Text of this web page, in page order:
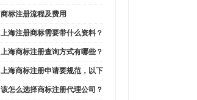
商标注册流程及费用
上海注册商标需要带什么资料？
上海商标注册查询方式有哪些？
上海商标注册申请要规范，以下
该怎么选择商标注册代理公司？